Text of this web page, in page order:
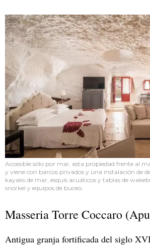
Accesible sólo por mar, esta propiedad frente al
y viene con barcos privados y una instalación de
kayaks de mar, esquís acuáticos y tablas de
snorkel y equipos de buceo.
Masseria Torre Coccaro
Antigua granja fortificada del siglo